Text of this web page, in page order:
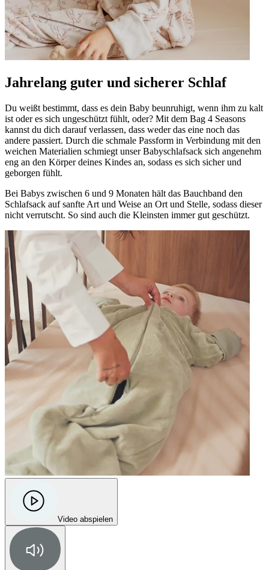
Jahrelang guter und sicherer Schlaf
Du weißt bestimmt, dass es dein Baby beunruhigt, wenn ihm zu kalt
ist oder es sich ungeschützt fühlt, oder? Mit dem Bag 4 Seasons
kannst du dich darauf verlassen, dass weder das eine noch das
andere passiert. Durch die schmale Passform in Verbindung mit den
weichen Materialien schmiegt unser Babyschlafsack sich angenehm
eng an den Körper deines Kindes an, sodass es sich sicher und
geborgen fühlt.
Bei Babys zwischen 6 und 9 Monaten hält das Bauchband den
Schlafsack auf sanfte Art und Weise an Ort und Stelle, sodass dieser
nicht verrutscht. So sind auch die Kleinsten immer gut geschützt.
Video abspielen